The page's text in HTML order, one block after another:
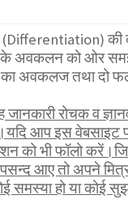
की
के अवकलन को ओर
अवकलज तथा दो
रोचक व
आप इस वेबसाइट
को भी फॉलो
आए तो अपने
समस्या हो या कोई